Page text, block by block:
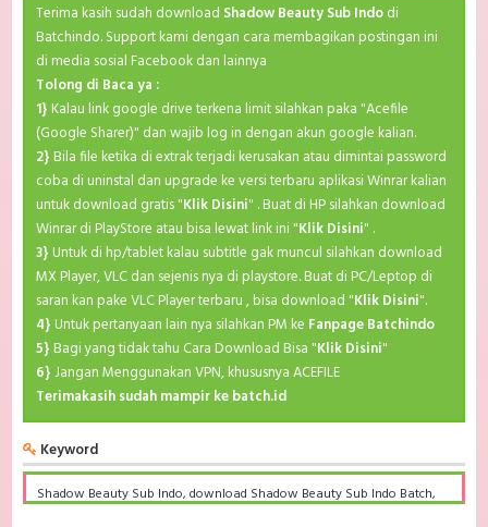
Terima kasih sudah download Shadow Beauty Sub Indodi
Batchindo. Support kami dengan cara membagikan postingan ini
di media sosial Facebook dan lainnya
Tolong di Baca ya :
1} Kalau link google drive terkena limit silahkan paka "Acefile
(Google Sharer)" dan wajib log in dengan akun google kalian.
2} Bila file ketika di extrak terjadi kerusakan atau dimintai password
coba di uninstal dan upgrade ke versi terbaru aplikasi Winrar kalian
untuk download gratis "Klik Disini" . Buat di HP silahkan download
Winrar di PlayStore atau bisa lewat link ini "Klik Disini" .
3} Untuk di hp/tablet kalau subtitle gak muncul silahkan download
MX Player, VLC dan sejenis nya di playstore. Buat di PC/Leptop di
saran kan pake VLC Player terbaru , bisa download "Klik Disini".
4} Untuk pertanyaan lain nya silahkan PM ke Fanpage Batchindo
5} Bagi yang tidak tahu Cara Download Bisa "Klik Disini"
6}Jangan Menggunakan VPN, khususnya ACEFILE
Terimakasih sudah mampir ke batch.id
Keyword
Shadow Beauty Sub Indo, download Shadow Beauty Sub Indo Batch,
Shadow Beauty BD Subtitle Indonesia komplit, download Shadow